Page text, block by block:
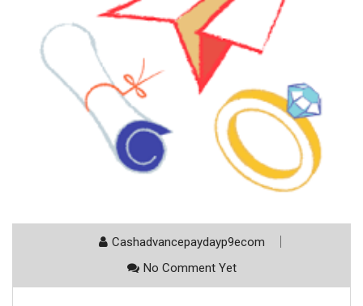
Cashadvancepaydayp9ecom
No Comment Yet